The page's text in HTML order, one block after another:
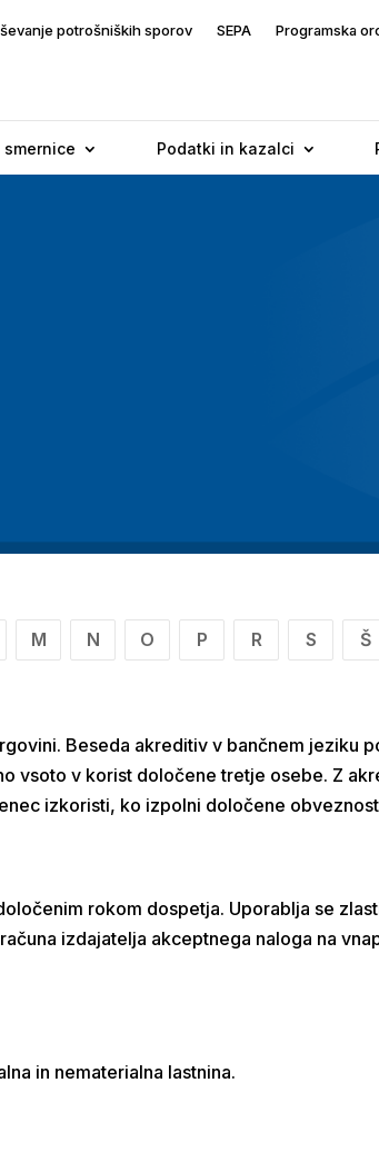
potrošniških sporov SEPA Programska
Podatki in kazalci
M N O P R S Š
Beseda akreditiv v bančnem jeziku
vsoto v korist določene tretje osebe. Z
izkoristi, ko izpolni določene
rokom dospetja. Uporablja se
izdajatelja akceptnega naloga na
in nematerialna lastnina.